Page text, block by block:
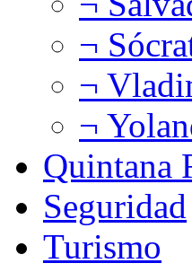
¬
¬
¬
Quintana
Seguridad
Turismo